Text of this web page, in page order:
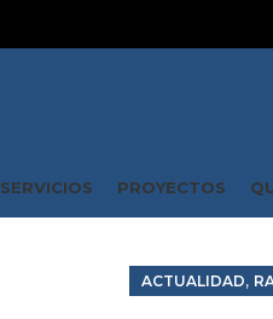
SERVICIOS PROYECTOS
ACTUALIDAD,